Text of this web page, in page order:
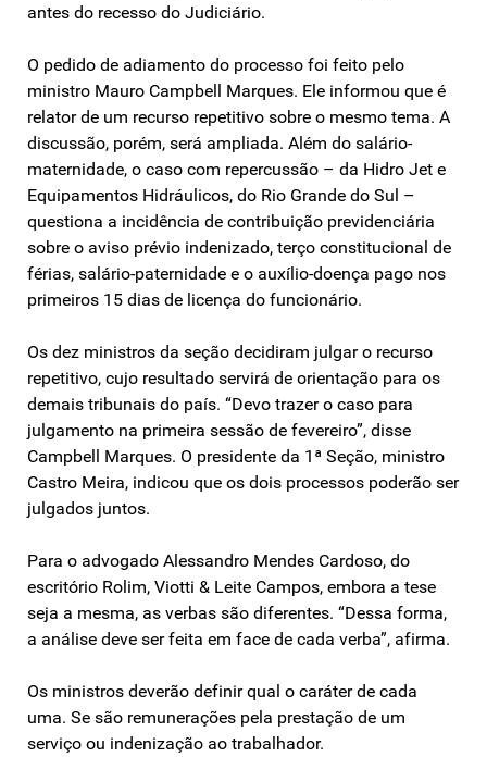
antes do recesso do Judiciário.
O pedido de adiamento do processo foi feito pelo
ministro Mauro Campbell Marques. Ele informou que é
relator de um recurso repetitivo sobre o mesmo tema. A
discussão, porém, será ampliada. Além do salário-
maternidade, o caso com repercussão – da Hidro Jet e
Equipamentos Hidráulicos, do Rio Grande do Sul –
questiona a incidência de contribuição previdenciária
sobre o aviso prévio indenizado, terço constitucional de
férias, salário-paternidade e o auxílio-doença pago nos
primeiros 15 dias de licença do funcionário.
Os dez ministros da seção decidiram julgar o recurso
repetitivo, cujo resultado servirá de orientação para os
demais tribunais do país. “Devo trazer o caso para
julgamento na primeira sessão de fevereiro”, disse
Campbell Marques. O presidente da 1ª Seção, ministro
Castro Meira, indicou que os dois processos poderão ser
julgados juntos.
Para o advogado Alessandro Mendes Cardoso, do
escritório Rolim, Viotti & Leite Campos, embora a tese
seja a mesma, as verbas são diferentes. “Dessa forma,
a análise deve ser feita em face de cada verba”, afirma.
Os ministros deverão definir qual o caráter de cada
uma. Se são remunerações pela prestação de um
serviço ou indenização ao trabalhador.